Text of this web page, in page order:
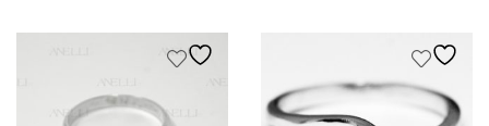
€12.000,00.
€7.270,00.